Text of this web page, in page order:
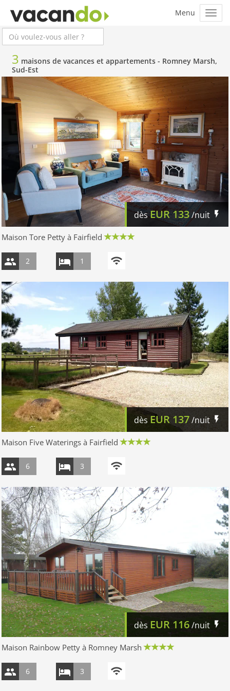
3 maisons de vacances et appartements - Romney Marsh,
Sud-Est
dèsEUR 133/nuit
Maison Tore Petty à Fairfield
2 1
dès EUR 137/nuit
Maison Five Waterings à Fairfield
6 3
dès EUR 116/nuit
Maison Rainbow Petty à Romney Marsh
6 3